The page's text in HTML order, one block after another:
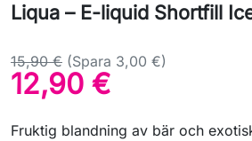
Liqua – E-liquid Shortfill
15,90 € (Spara 3,00 €)
12,90 €
Fruktig blandning av bär och